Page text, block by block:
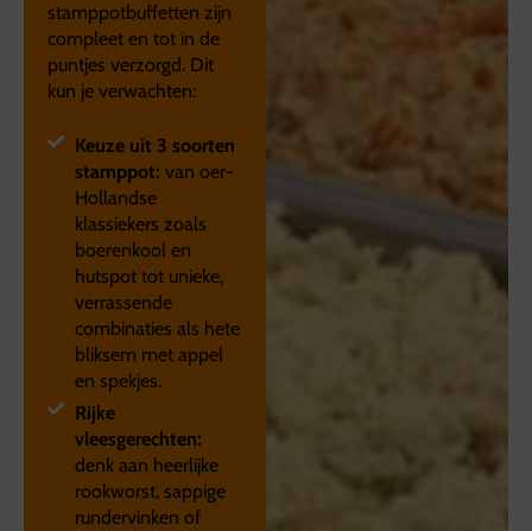
stamppotbuffetten zijn
compleet en tot in de
puntjes verzorgd. Dit
kun je verwachten:
Keuze uit 3 soorten
stamppot: van oer-
Hollandse
klassiekers zoals
boerenkool en
hutspot tot unieke,
verrassende
combinaties als hete
bliksem met appel
en spekjes.
Rijke
vleesgerechten:
denk aan heerlijke
rookworst, sappige
rundervinken of